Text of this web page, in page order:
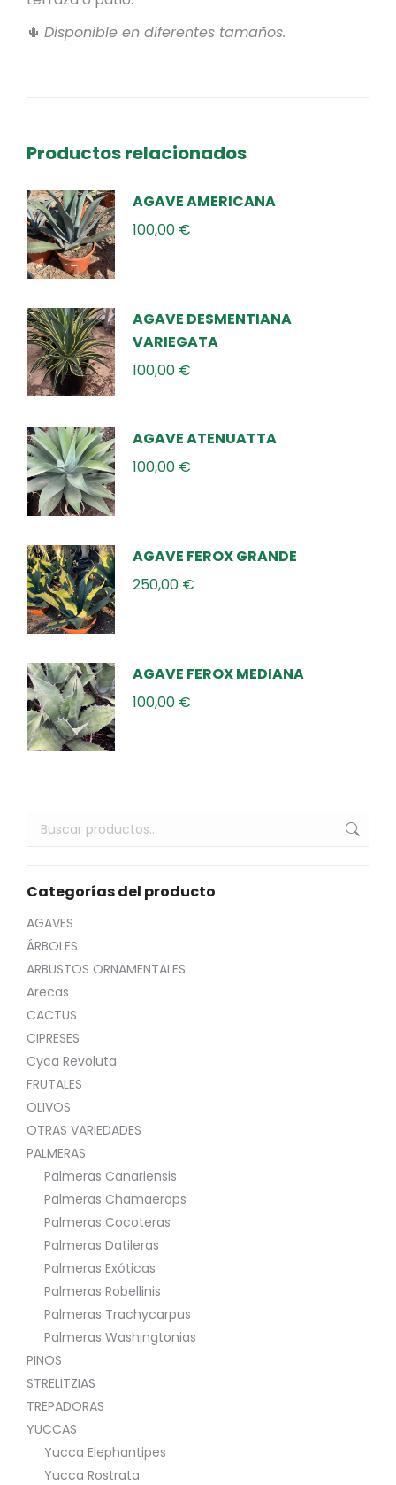
🌵 Disponible en diferentes tamaños.
Productos relacionados
AGAVE AMERICANA
100,00 €
AGAVE DESMENTIANA
VARIEGATA
100,00 €
AGAVE ATENUATTA
100,00 €
AGAVE FEROX GRANDE
250,00 €
AGAVE FEROX MEDIANA
100,00 €
Categorías del producto
AGAVES
ÁRBOLES
ARBUSTOS ORNAMENTALES
Arecas
CACTUS
CIPRESES
Cyca Revoluta
FRUTALES
OLIVOS
OTRAS VARIEDADES
PALMERAS
Palmeras Canariensis
Palmeras Chamaerops
Palmeras Cocoteras
Palmeras Datileras
Palmeras Exóticas
Palmeras Robellinis
Palmeras Trachycarpus
Palmeras Washingtonias
PINOS
STRELITZIAS
TREPADORAS
YUCCAS
Yucca Elephantipes
Yucca Rostrata